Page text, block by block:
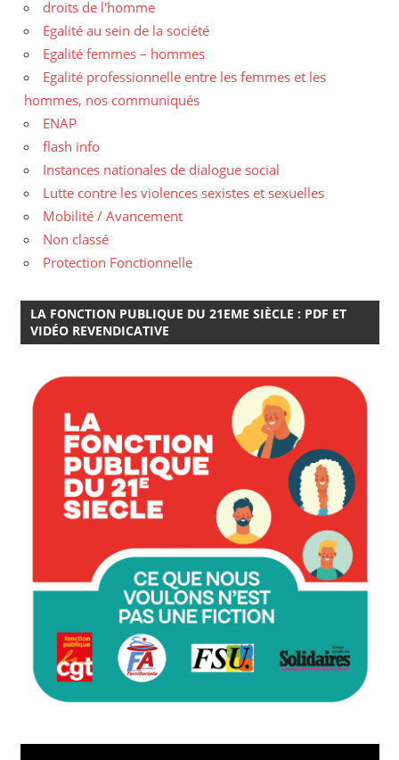
droits de l'homme
Egalité au sein de la société
Egalité femmes – hommes
Egalité professionnelle entre les femmes et les
hommes, nos communiqués
ENAP
flash info
Instances nationales de dialogue social
Lutte contre les violences sexistes et sexuelles
Mobilité / Avancement
Non classé
Protection Fonctionnelle
LA FONCTION PUBLIQUE DU 21EME SIÈCLE : PDF ET
VIDÉO REVENDICATIVE